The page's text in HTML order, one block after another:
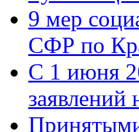
9 мер
СФР по
С 1 июня